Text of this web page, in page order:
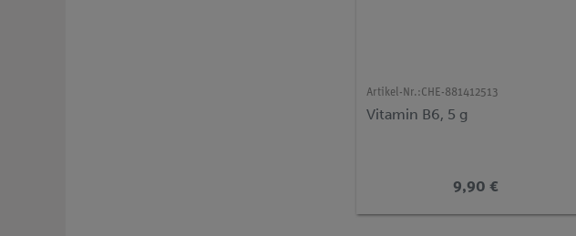
Artikel-Nr.:CHE-881412513
Vitamin B6, 5 g
9,90 €